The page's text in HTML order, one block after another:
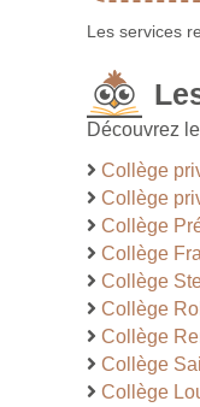
Les services
Découvrez
Collège
Collège
Collège
Collège
Collège
Collège
Collège
Collège
Collège